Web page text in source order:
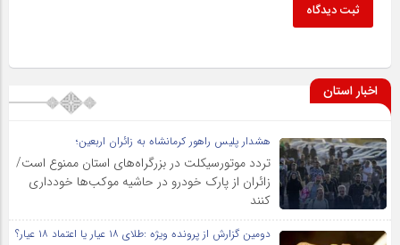
ثبت دیدگاه
اخبار استان
هشدار پلیس راهور کرمانشاه به زائران اربعین؛
تردد موتورسیکلت در بزرگراه‌های استان ممنوع است/
زائران از پارک خودرو در حاشیه موکب‌ها خودداری
کنند
دومین گزارش از پرونده ویژه :طلای ۱۸ عیار یا اعتماد ۱۸ عیار؟